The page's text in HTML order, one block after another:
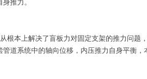
推力。
从根本上解决了盲板力对固定支架的推力问题
道系统中的轴向位移，内压推力自身平衡